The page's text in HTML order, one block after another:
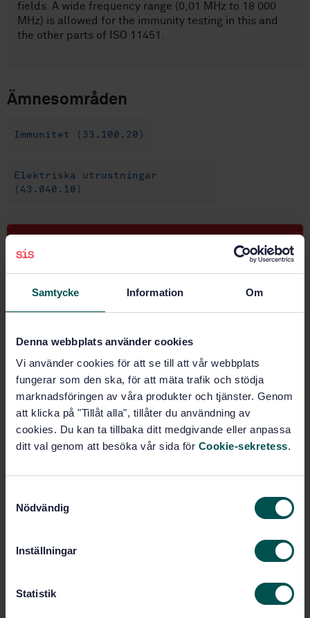
Samtycke Information Om
Denna webbplats använder cookies
Vi använder cookies för att se till att vår webbplats
fungerar som den ska, för att mäta trafik och stödja
marknadsföringen av våra produkter och tjänster. Genom
att klicka på "Tillåt alla", tillåter du användning av
cookies. Du kan ta tillbaka ditt medgivande eller anpassa
ditt val genom att besöka vår sida för Cookie-sekretess.
Nödvändig
Inställningar
Statistik
fields. A wide frequency range (0,01 MHz to 18 000
MHz) is allowed for the immunity testing in this and
the other parts of ISO 11451.
Ämnesområden
Immunitet (33.100.20)
Elektriska utrustningar
(43.040.10)
STANDARD
SVENSK STANDARD · SS-ISO 11451-1:2015
Vägfordon - Elstörningar från smalbandsemission av
komplett fordon - Del 1: Allmänna principer och
terminologi (ISO 11451-1:2015, IDT)
Prenumerera på standarden - Läs mer
Pris:
Lägg i varukorgen
SIS/TK 240/AG 03